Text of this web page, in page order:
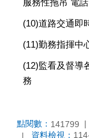
服務性拖吊 電
(10)道路交通即
(11)勤務指揮中
(12)監看及督導
務
點閱數： 141799
資料檢視：